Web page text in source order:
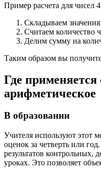
Пример расчета для чисел
Складываем
Считаем количество
Делим сумму на
Таким образом вы
Где применяется
арифметическое
В образовании
Учителя используют этот
оценок за четверть или
результатов контрольных,
уроках. Это позволяет